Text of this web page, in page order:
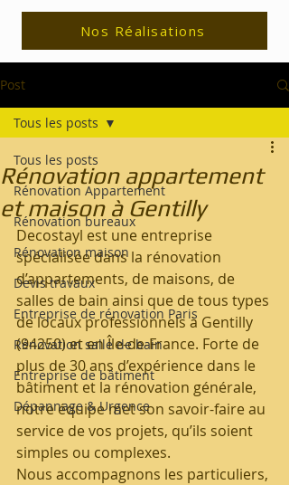
Nos Réalisations
Post
Tous les posts
Rénovation Appartement
Rénovation bureaux
Rénovation maison
Devis travaux
Entreprise de rénovation Paris
Rénovation salle de bain
Entreprise de bâtiment
Dépannage & Urgence
Tous les posts
Rénovation appartement
et maison à Gentilly
Decostayl est une entreprise
spécialisée dans la rénovation
d’appartements, de maisons, de
salles de bain ainsi que de tous types
de locaux professionnels à Gentilly
(94250) et en Île-de-France. Forte de
plus de 30 ans d’expérience dans le
bâtiment et la rénovation générale,
notre équipe met son savoir-faire au
service de vos projets, qu’ils soient
simples ou complexes.
Nous accompagnons les particuliers,